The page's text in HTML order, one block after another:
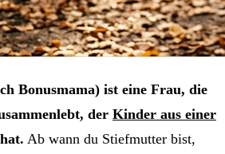
Bonusmama) ist eine Frau, die
der Kinder aus einer
hat. Ab wann du Stiefmutter bist,